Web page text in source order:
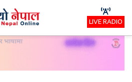
LIVE RADIO